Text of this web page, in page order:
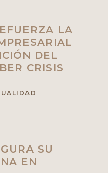
LA
DEL
CRISIS
SU
EN